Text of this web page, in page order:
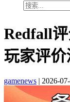
Redfall
玩家评
gamenews | 2026-